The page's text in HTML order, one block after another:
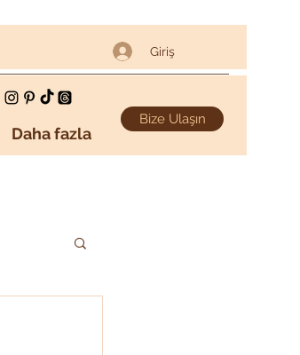
Giriş
Daha fazla
Bize Ulaşın